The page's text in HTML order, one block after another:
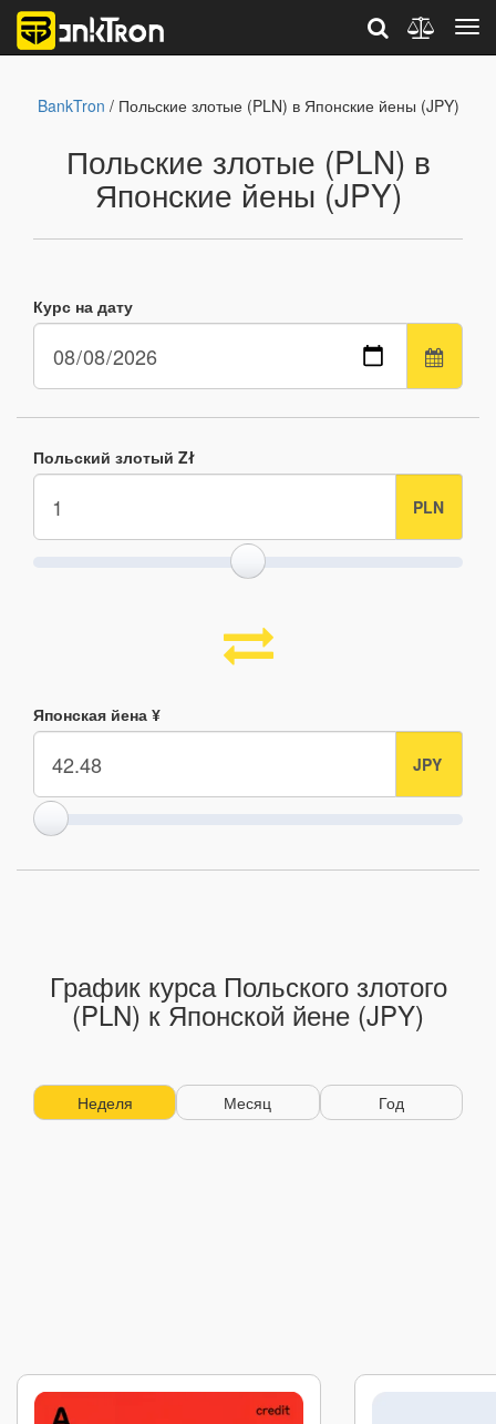
BankTron / Польские злотые (PLN) в Японские йены (JPY)
Польские злотые (PLN) в
Японские йены (JPY)
Курс на дату
Польский злотый Zł
Японская йена ¥
График курса Польского злотого
(PLN) к Японской йене (JPY)
Неделя Месяц Год